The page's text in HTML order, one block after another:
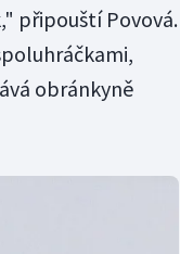
připouští Povová.
obránkyně